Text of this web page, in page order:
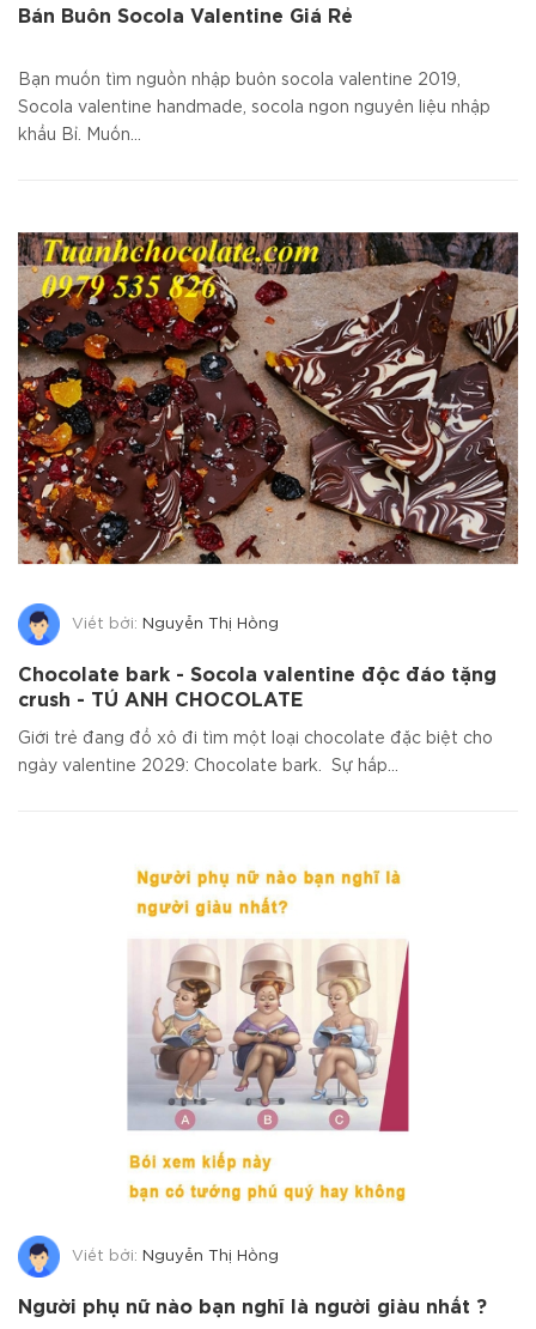
Bán Buôn Socola Valentine Giá Rẻ
Bạn muốn tìm nguồn nhập buôn socola valentine 2019,
Socola valentine handmade, socola ngon nguyên liệu nhập
khẩu Bỉ. Muốn...
Viết bởi: Nguyễn Thị Hồng
Chocolate bark - Socola valentine độc đáo tặng
crush - TÚ ANH CHOCOLATE
Giới trẻ đang đổ xô đi tìm một loại chocolate đặc biệt cho
ngày valentine 2029: Chocolate bark. Sự hấp...
Viết bởi: Nguyễn Thị Hồng
Người phụ nữ nào bạn nghĩ là người giàu nhất ?